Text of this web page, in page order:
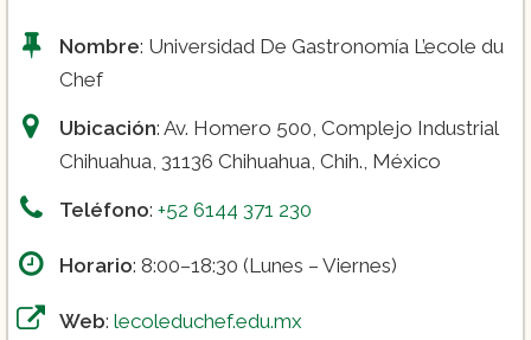
Diplomado en Organización de eventos:
Nombre: Universidad De Gastronomía L’ecole du
Chef
Ubicación: Av. Homero 500, Complejo Industrial
Chihuahua, 31136 Chihuahua, Chih., México
Teléfono: +52 6144 371 230
Horario: 8:00–18:30 (Lunes – Viernes)
Web: lecoleduchef.edu.mx